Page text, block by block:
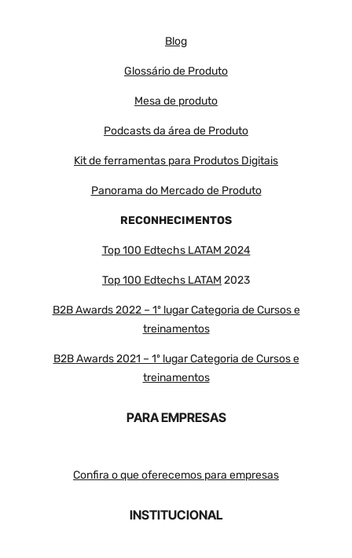
Blog
Glossário de Produto
Mesa de produto
Podcasts da área de Produto
Kit de ferramentas para Produtos Digitais
Panorama do Mercado de Produto
RECONHECIMENTOS
Top 100 Edtechs LATAM 2024
Top 100 Edtechs LATAM 2023
B2B Awards 2022 – 1º lugar Categoria de Cursos e
treinamentos
B2B Awards 2021 – 1º lugar Categoria de Cursos e
treinamentos
PARA EMPRESAS
Confira o que oferecemos para empresas
INSTITUCIONAL